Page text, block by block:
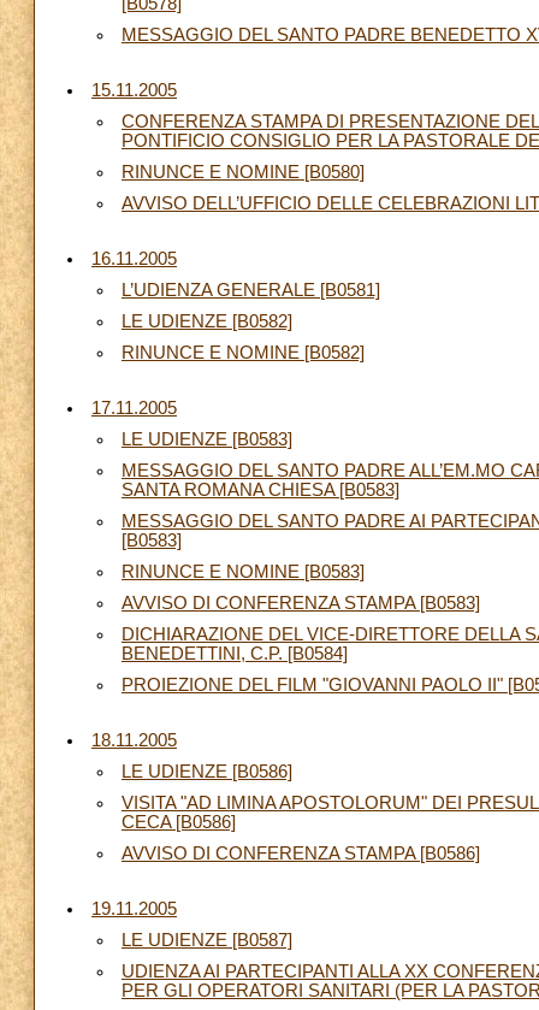
MESSAGGIO DEL SANTO PADRE BENEDETTO
15.11.2005
CONFERENZA STAMPA DI PRESENTAZIONE
PONTIFICIO CONSIGLIO PER LA PASTORALE
RINUNCE E NOMINE [B0580]
AVVISO DELL’UFFICIO DELLE CELEBRAZIONI
16.11.2005
L’UDIENZA GENERALE [B0581]
LE UDIENZE [B0582]
RINUNCE E NOMINE [B0582]
17.11.2005
LE UDIENZE [B0583]
MESSAGGIO DEL SANTO PADRE ALL’EM.MO
SANTA ROMANA CHIESA [B0583]
MESSAGGIO DEL SANTO PADRE AI
[B0583]
RINUNCE E NOMINE [B0583]
AVVISO DI CONFERENZA STAMPA [B0583]
DICHIARAZIONE DEL VICE-DIRETTORE DELLA
BENEDETTINI, C.P. [B0584]
PROIEZIONE DEL FILM "GIOVANNI PAOLO II"
18.11.2005
LE UDIENZE [B0586]
VISITA "AD LIMINA APOSTOLORUM" DEI
CECA [B0586]
AVVISO DI CONFERENZA STAMPA [B0586]
19.11.2005
LE UDIENZE [B0587]
UDIENZA AI PARTECIPANTI ALLA XX
PER GLI OPERATORI SANITARI (PER LA